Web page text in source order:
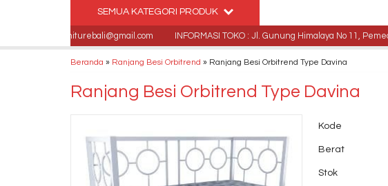
SEMUA KATEGORI PRODUK
INFORMASI TOKO : Jl. Gunung Himalaya No 11,
Beranda » Ranjang Besi Orbitrend » Ranjang Besi Orbitrend Type Davina
Ranjang Besi Orbitrend Type Davina
Kode
Berat
Stok